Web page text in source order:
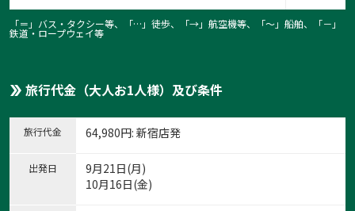
「＝」バス・タクシー等、「…」徒歩、「→」航空機等、「〜」船舶、「－」
鉄道・ロープウェイ等
旅行代金（大人お1人様）及び条件
旅行代金 64,980円: 新宿店発
出発日
9月21日(月)
10月16日(金)